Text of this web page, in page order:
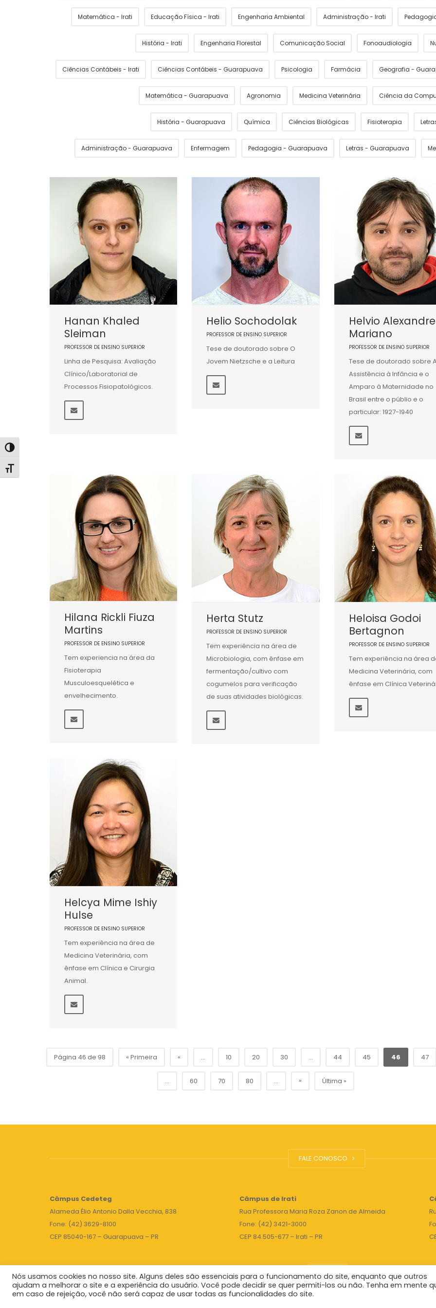
Alternar alto contraste
Alternar tamanho da fonte
Matemática - Irati Educação Física - Irati Engenharia Ambiental Administração - Irati
História - Irati Engenharia Florestal Comunicação Social Fonoaudiologia
Ciências Contábeis - Irati Ciências Contábeis - Guarapuava Psicologia Farmácia Geografia -
Matemática - Guarapuava Agronomia Medicina Veterinária Ciência da
História - Guarapuava Química Ciências Biológicas Fisioterapia
Administração - Guarapuava Enfermagem Pedagogia - Guarapuava Letras - Guarapuava
Hanan Khaled
Sleiman
PROFESSOR DE ENSINO SUPERIOR
Linha de Pesquisa: Avaliação
Clínico/Laboratorial de
Processos Fisiopatológicos.
Helio Sochodolak
PROFESSOR DE ENSINO SUPERIOR
Tese de doutorado sobre O
Jovem Nietzsche e a Leitura
Helvio Alexandre
Mariano
PROFESSOR DE ENSINO SUPERIOR
Tese de doutorado sobre
Assistência à Infância e o
Amparo à Maternidade no
Brasil entre o públio e o
particular: 1927-1940
Hilana Rickli Fiuza
Martins
PROFESSOR DE ENSINO SUPERIOR
Tem experiencia na área da
Fisioterapia
Musculoesquelética e
envelhecimento.
Herta Stutz
PROFESSOR DE ENSINO SUPERIOR
Tem experiência na área de
Microbiologia, com ênfase em
fermentação/cultivo com
cogumelos para verificação
de suas atividades biológicas.
Heloisa Godoi
Bertagnon
PROFESSOR DE ENSINO SUPERIOR
Tem experiência na área
Medicina Veterinária, com
ênfase em Clínica
Helcya Mime Ishiy
Hulse
PROFESSOR DE ENSINO SUPERIOR
Tem experiência na área de
Medicina Veterinária, com
ênfase em Clínica e Cirurgia
Animal.
Página 46 de 98 « Primeira « ... 10 20 30 ... 44 45 46 47
... 60 70 80 ... » Última »
FALE CONOSCO
Câmpus Cedeteg
Alameda Élio Antonio Dalla Vecchia, 838
Fone: (42) 3629-8100
CEP 85040-167 – Guarapuava – PR
Câmpus de Irati
Rua Professora Maria Roza Zanon de Almeida
Fone: (42) 3421-3000
CEP 84.505-677 – Irati – PR
TOPO
Unicentro Governo do Paraná
Nós usamos cookies no nosso site. Alguns deles são essenciais para o funcionamento do site, enquanto que outros
ajudam a melhorar o site e a experiência do usuário. Você pode decidir se quer permiti-los ou não. Tenha em mente
em caso de rejeição, você não será capaz de usar todas as funcionalidades do site.